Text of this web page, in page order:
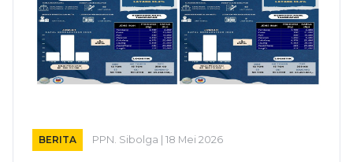
BERITA PPN. Sibolga | 18 Mei 2026